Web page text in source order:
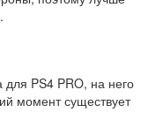
PS4 PRO, на него
момент существует